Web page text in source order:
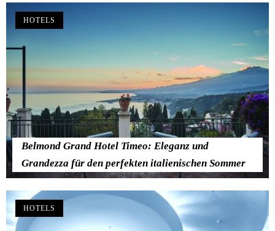
Belmond Grand Hotel Timeo: Eleganz und
Grandezza für den perfekten italienischen Sommer
HOTELS
HOTELS